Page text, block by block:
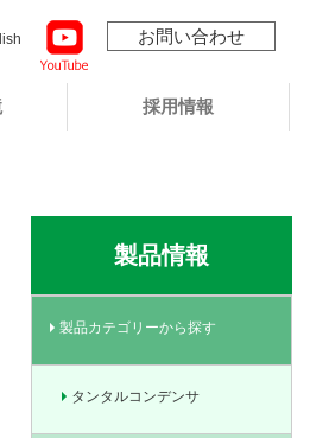
お問い合わせ
採用情報
製品情報
製品カテゴリーから探す
タンタルコンデンサ